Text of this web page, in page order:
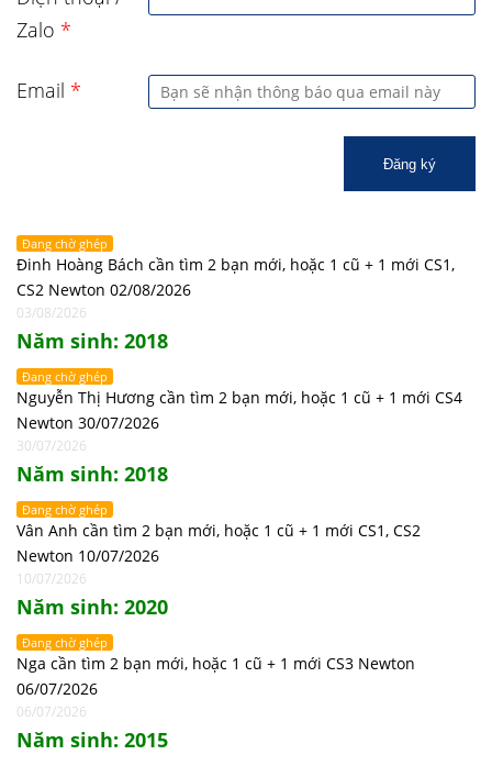
Zalo *
Email *
Đăng ký
Đang chờ ghép
Đinh Hoàng Bách cần tìm 2 bạn mới, hoặc 1 cũ + 1 mới CS1,
CS2 Newton 02/08/2026
03/08/2026
Năm sinh: 2018
Đang chờ ghép
Nguyễn Thị Hương cần tìm 2 bạn mới, hoặc 1 cũ + 1 mới CS4
Newton 30/07/2026
30/07/2026
Năm sinh: 2018
Đang chờ ghép
Vân Anh cần tìm 2 bạn mới, hoặc 1 cũ + 1 mới CS1, CS2
Newton 10/07/2026
10/07/2026
Năm sinh: 2020
Đang chờ ghép
Nga cần tìm 2 bạn mới, hoặc 1 cũ + 1 mới CS3 Newton
06/07/2026
06/07/2026
Năm sinh: 2015